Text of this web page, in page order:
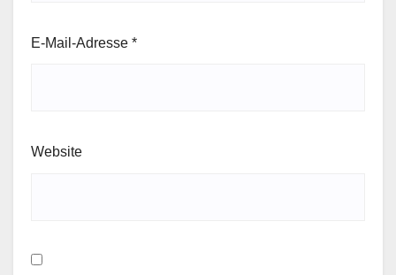
E-Mail-Adresse *
Website